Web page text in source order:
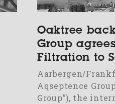
Oaktree
Group
Filtration to
Aarbergen/
Aqseptence
Group”), the